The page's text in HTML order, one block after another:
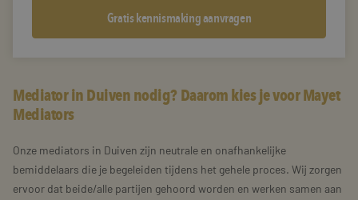
Mediator in Duiven nodig? Daarom kies je voor Mayet
Mediators
Onze mediators in Duiven zijn neutrale en onafhankelijke
bemiddelaars die je begeleiden tijdens het gehele proces. Wij zorgen
ervoor dat beide/alle partijen gehoord worden en werken samen aan